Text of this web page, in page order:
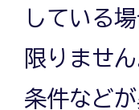
している
限りませ
条件など